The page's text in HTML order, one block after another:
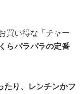
買い得な「チャー
らパラパラの定番
たり、レンチンかフ